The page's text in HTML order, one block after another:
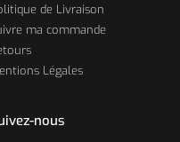
de Livraison
ma commande
Légales
nous